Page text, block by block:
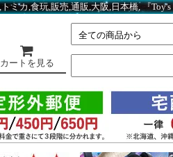
カートを見る